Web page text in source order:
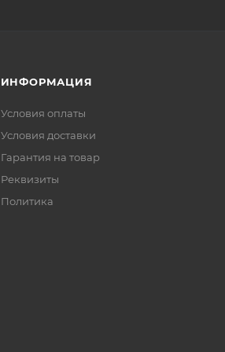
ИНФОРМАЦИЯ
Условия оплаты
Условия доставки
Гарантия на товар
Реквизиты
Политика